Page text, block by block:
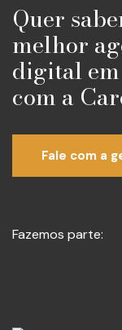
Quer
melhor
digital
com a
Fale com a
Fazemos parte: